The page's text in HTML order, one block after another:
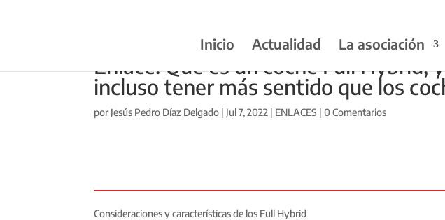
Inicio Actualidad La asociación
Enlace: Qué es un coche Full Hybrid,
incluso tener más sentido que los
por Jesús Pedro Díaz Delgado | Jul 7, 2022 | ENLACES |0 Comentarios
Consideraciones y características de los Full Hybrid